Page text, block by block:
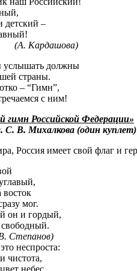
–
услышать должны
страны.
– “Гимн”,
с ним!
гимн Российской Федерации»
В. Михалкова (один куплет)
Россия имеет свой флаг и
мог.
гордый,
Степанов)
неспроста: